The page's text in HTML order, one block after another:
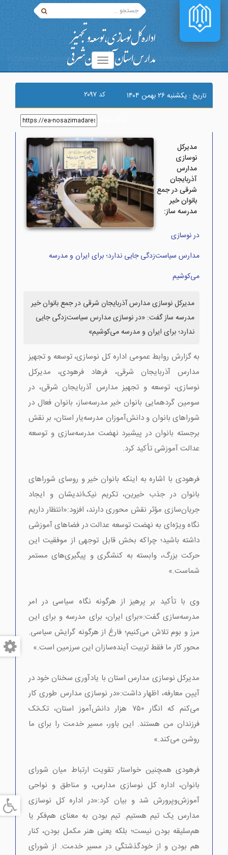
تاریخ : يکشنبه ۲۶ بهمن ۱۴۰۴ کد ۲۰۹۷
مدیرکل
نوسازی
مدارس
آذربایجان
شرقی در جمع
بانوان خیر
مدرسه ساز:
در نوسازی
مدارس سیاست‌زدگی جایی ندارد؛ برای ایران و مدرسه
می‌کوشیم
مدیرکل نوسازی مدارس آذربایجان شرقی در جمع بانوان خیر
مدرسه ساز گفت: «در نوسازی مدارس سیاست‌زدگی جایی
ندارد؛ برای ایران و مدرسه می‌کوشیم»
به گزارش روابط عمومی اداره کل نوسازی، توسعه و تجهیز
مدارس آذربایجان شرقی، فرهاد فرهودی، مدیرکل
نوسازی، توسعه و تجهیز مدارس آذربایجان شرقی، در
سومین گردهمایی بانوان خیر مدرسه‌ساز، بانوان فعال در
شوراهای بانوان و دانش‌آموزان مدرسه‌یار استان، بر نقش
برجسته بانوان در پیشبرد نهضت مدرسه‌سازی و توسعه
عدالت آموزشی تأکید کرد.
فرهودی با اشاره به اینکه بانوان خیر و روسای شوراهای
بانوان در جذب خیرین، تکریم نیک‌اندیشان و ایجاد
جریان‌سازی مؤثر نقش محوری دارند، افزود:«انتظار داریم
نگاه ویژه‌ای به نهضت توسعه عدالت در فضاهای آموزشی
داشته باشید؛ چراکه بخش قابل توجهی از موفقیت این
حرکت بزرگ، وابسته به کنشگری و پیگیری‌های مستمر
شماست.»
وی با تأکید بر پرهیز از هرگونه نگاه سیاسی در امر
مدرسه‌سازی گفت:«برای ایران، برای مدرسه و برای این
مرز و بوم تلاش می‌کنیم؛ فارغ از هرگونه گرایش سیاسی.
محور کار ما فقط تربیت آینده‌سازان این سرزمین است.»
مدیرکل نوسازی مدارس استان با یادآوری سخنان خود در
آیین معارفه، اظهار داشت:«در نوسازی مدارس طوری کار
می‌کنم که انگار ۷۵۰ هزار دانش‌آموز استان، تک‌تک
فرزندان من هستند. این باور، مسیر خدمت را برای ما
روشن می‌کند.»
فرهودی همچنین خواستار تقویت ارتباط میان شورای
بانوان، اداره کل نوسازی مدارس، و مناطق و نواحی
آموزش‌وپرورش شد و بیان کرد:«در اداره کل نوسازی
مدارس یک تیم هستیم. تیم بودن به معنای هم‌فکر یا
هم‌سلیقه بودن نیست؛ بلکه یعنی هنر مکمل بودن، کنار
هم بودن و از خودگذشتگی در مسیر خدمت. از شورای